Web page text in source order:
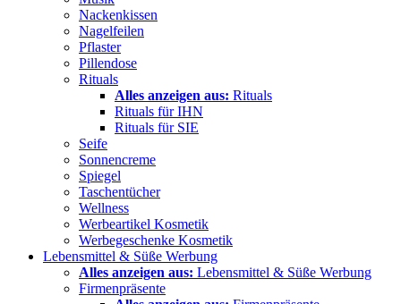
Nackenkissen
Nagelfeilen
Pflaster
Pillendose
Rituals
Alles anzeigen aus: Rituals
Rituals für IHN
Rituals für SIE
Seife
Sonnencreme
Spiegel
Taschentücher
Wellness
Werbeartikel Kosmetik
Werbegeschenke Kosmetik
Lebensmittel & Süße Werbung
Alles anzeigen aus: Lebensmittel & Süße Werbung
Firmenpräsente